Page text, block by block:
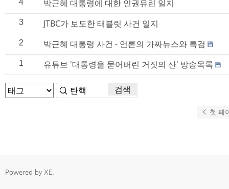
4 박근혜 대통령에 대한 인권유린 일지
3 JTBC가 보도한 태블릿 사건 일지
2 박근혜 대통령 사건 - 언론의 가짜뉴스와 특검
1 유튜브 '대통령을 묻어버린 거짓의 산' 방송목록
검색
첫 페
Powered by XE